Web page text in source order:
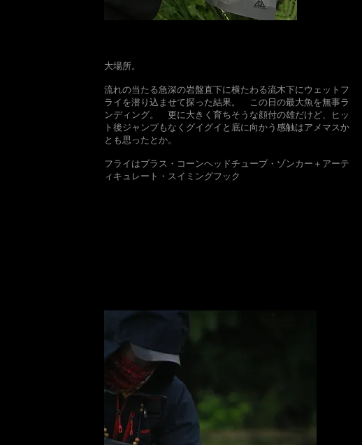
大場所。
​流れの当たる急深の岩盤直下に横たわる流木下にウェットフ
ライを潜り込ませて探った結果。 この日の最大魚を無事ラ
ンディング。 更に大きく育ちそうな顔付の雄だけど、ヒッ
ト後ジャンプもなくグイグイと底に向かう感触はアメマスか
とも思ったとか。
​フライはブラス・コーンヘッドチューブ・ゾンカー＋アーテ
ィキュレート・スイミングフック